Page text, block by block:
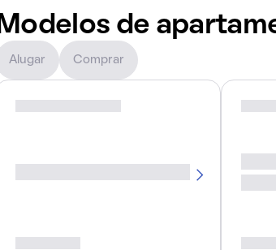
Modelos de
Alugar Comprar